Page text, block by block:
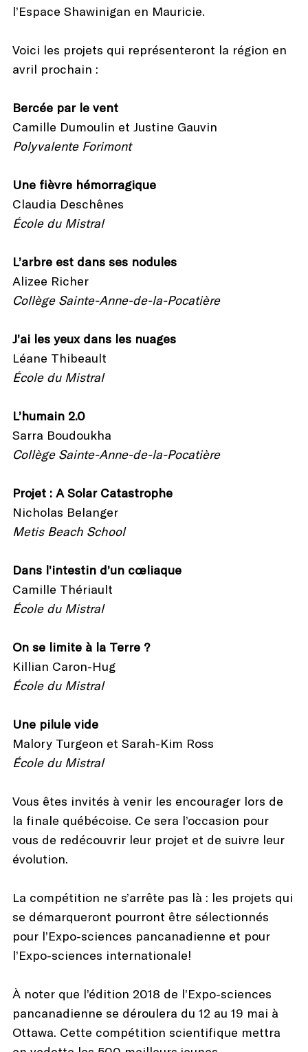
l’Espace Shawinigan en Mauricie.
Voici les projets qui représenteront la région en
avril prochain :
Bercée par le vent
Camille Dumoulin et Justine Gauvin
Polyvalente Forimont
Une fièvre hémorragique
Claudia Deschênes
École du Mistral
L’arbre est dans ses nodules
Alizee Richer
Collège Sainte-Anne-de-la-Pocatière
J’ai les yeux dans les nuages
Léane Thibeault
École du Mistral
L’humain 2.0
Sarra Boudoukha
Collège Sainte-Anne-de-la-Pocatière
Projet : A Solar Catastrophe
Nicholas Belanger
Metis Beach School
Dans l’intestin d’un cœliaque
Camille Thériault
École du Mistral
On se limite à la Terre ?
Killian Caron-Hug
École du Mistral
Une pilule vide
Malory Turgeon et Sarah-Kim Ross
École du Mistral
Vous êtes invités à venir les encourager lors de
la finale québécoise. Ce sera l’occasion pour
vous de redécouvrir leur projet et de suivre leur
évolution.
La compétition ne s’arrête pas là : les projets qui
se démarqueront pourront être sélectionnés
pour l’Expo-sciences pancanadienne et pour
l’Expo-sciences internationale!
À noter que l’édition 2018 de l’Expo-sciences
pancanadienne se déroulera du 12 au 19 mai à
Ottawa. Cette compétition scientifique mettra